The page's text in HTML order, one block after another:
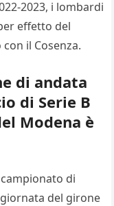
2023, i lombardi
effetto del
il Cosenza.
di andata
di Serie B
Modena è
di
giornata del girone